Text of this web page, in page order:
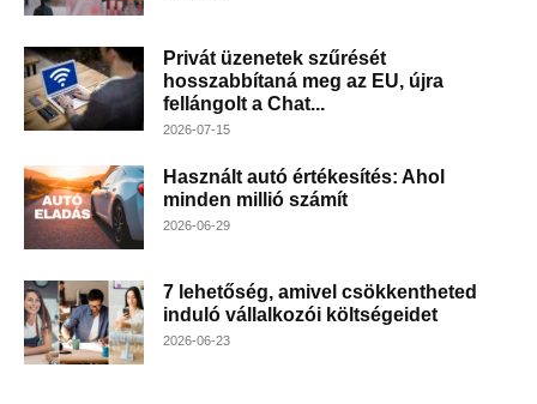
Privát üzenetek szűrését
hosszabbítaná meg az EU, újra
fellángolt a Chat...
2026-07-15
Használt autó értékesítés: Ahol
minden millió számít
2026-06-29
7 lehetőség, amivel csökkentheted
induló vállalkozói költségeidet
2026-06-23